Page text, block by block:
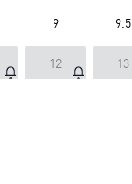
9 9.5
12 13